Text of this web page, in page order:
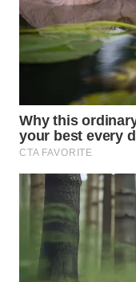
MADURA
SURABAYA
WN
NATUNA
WN
BINTAN
MANDALIKA